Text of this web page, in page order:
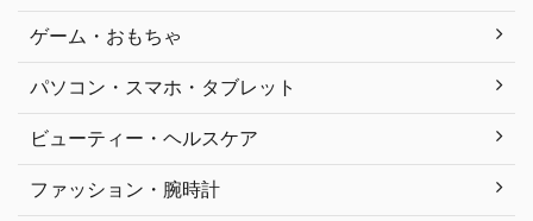
ゲーム・おもちゃ
パソコン・スマホ・タブレット
ビューティー・ヘルスケア
ファッション・腕時計